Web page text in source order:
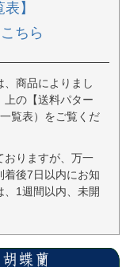
】
ちら
商品によりまし
上の【送料パター
覧表）をご覧くだ
おりますが、万一
着後7日以内にお知
、1週間以内、未開